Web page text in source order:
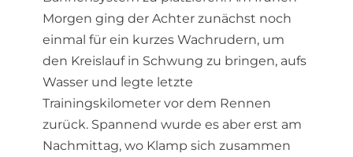
Morgen ging der Achter zunächst noch
einmal für ein kurzes Wachrudern, um
den Kreislauf in Schwung zu bringen, aufs
Wasser und legte letzte
Trainingskilometer vor dem Rennen
zurück. Spannend wurde es aber erst am
Nachmittag, wo Klamp sich zusammen